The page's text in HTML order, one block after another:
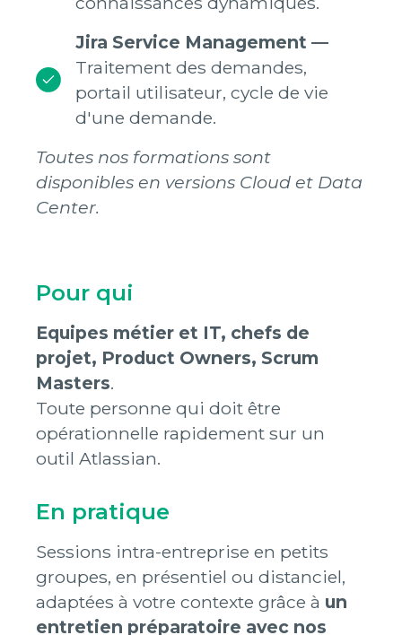
Jira Service Management —
Traitement des demandes,
portail utilisateur, cycle de vie
d'une demande.
Toutes nos formations sont
disponibles en versions Cloud et Data
Center.
Pour qui
Equipes métier et IT, chefs de
projet, Product Owners, Scrum
Masters.
Toute personne qui doit être
opérationnelle rapidement sur un
outil Atlassian.
En pratique
Sessions intra-entreprise en petits
groupes, en présentiel ou distanciel,
adaptées à votre contexte grâce à un
entretien préparatoire avec nos